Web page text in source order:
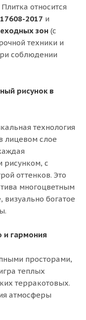
Плитка относится
2017 и
зон (с
техники и
соблюдении
рисунок в
технология
лицевом слое
рисунком, с
оттенков. Это
многоцветным
богатое
и гармония
просторами,
теплых
терракотовых.
атмосферы